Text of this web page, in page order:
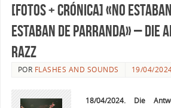
[FOTOS + CRÓNICA] «No
estaban de parranda» – DIE
Razz
POR FLASHES AND SOUNDS 19/04/
18/04/2024. Die